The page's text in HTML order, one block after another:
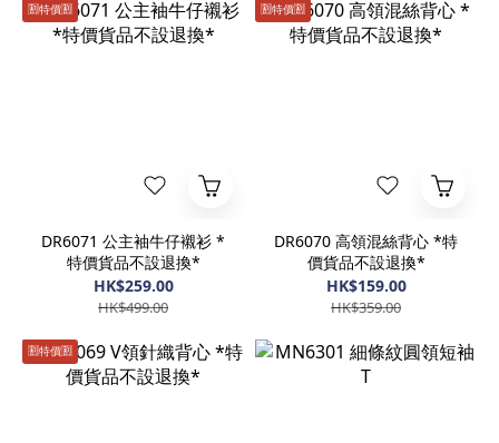
🈹️特價🈹️
DR6071 公主袖牛仔襯衫 *
特價貨品不設退換*
HK$259.00
HK$499.00
🈹️特價🈹️
DR6070 高領混絲背心 *特
價貨品不設退換*
HK$159.00
HK$359.00
🈹️特價🈹️